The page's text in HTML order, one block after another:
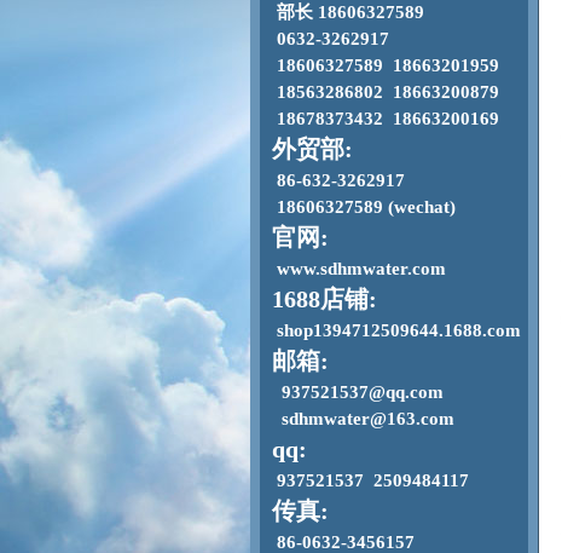
部长 18606327589
0632-3262917
18606327589 18663201959
18563286802 18663200879
18678373432 18663200169
外贸部:
86-632-3262917
18606327589 (wechat)
官网:
www.sdhmwater.com
1688店铺:
shop1394712509644.1688.com
邮箱:
937521537@qq.com
sdhmwater@163.com
qq:
937521537 2509484117
传真:
86-0632-3456157